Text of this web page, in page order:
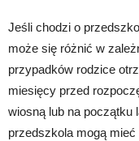
Jeśli chodzi o
może się różnić w
przypadków rodzice
miesięcy przed
wiosną lub na początku
przedszkola mogą mieć